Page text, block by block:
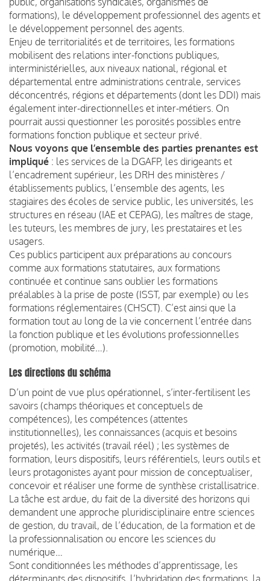
formations), le développement professionnel des agents et
le développement personnel des agents.
Enjeu de territorialités et de territoires, les formations
mobilisent des relations inter-fonctions publiques,
interministérielles, aux niveaux national, régional et
départemental entre administrations centrale, services
déconcentrés, régions et départements (dont les DDI) mais
également inter-directionnelles et inter-métiers. On
pourrait aussi questionner les porosités possibles entre
formations fonction publique et secteur privé.
Nous voyons que l’ensemble des parties prenantes est
impliqué : les services de la DGAFP, les dirigeants et
l’encadrement supérieur, les DRH des ministères /
établissements publics, l’ensemble des agents, les
stagiaires des écoles de service public, les universités, les
structures en réseau (IAE et CEPAG), les maîtres de stage,
les tuteurs, les membres de jury, les prestataires et les
usagers.
Ces publics participent aux préparations au concours
comme aux formations statutaires, aux formations
continuée et continue sans oublier les formations
préalables à la prise de poste (ISST, par exemple) ou les
formations réglementaires (CHSCT). C’est ainsi que la
formation tout au long de la vie concernent l’entrée dans
la fonction publique et les évolutions professionnelles
(promotion, mobilité…).
Les directions du schéma
D’un point de vue plus opérationnel, s’inter-fertilisent les
savoirs (champs théoriques et conceptuels de
compétences), les compétences (attentes
institutionnelles), les connaissances (acquis et besoins
projetés), les activités (travail réel) ; les systèmes de
formation, leurs dispositifs, leurs référentiels, leurs outils et
leurs protagonistes ayant pour mission de conceptualiser,
concevoir et réaliser une forme de synthèse cristallisatrice.
La tâche est ardue, du fait de la diversité des horizons qui
demandent une approche pluridisciplinaire entre sciences
de gestion, du travail, de l’éducation, de la formation et de
la professionnalisation ou encore les sciences du
numérique…
Sont conditionnées les méthodes d’apprentissage, les
déterminants des dispositifs, l’hybridation des formations, la